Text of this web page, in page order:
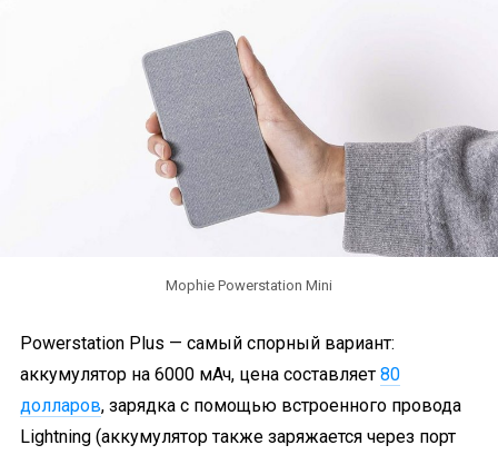
Mophie Powerstation Mini
Powerstation Plus — самый спорный вариант:
аккумулятор на 6000 мАч, цена составляет 80
долларов, зарядка с помощью встроенного провода
Lightning (аккумулятор также заряжается через порт